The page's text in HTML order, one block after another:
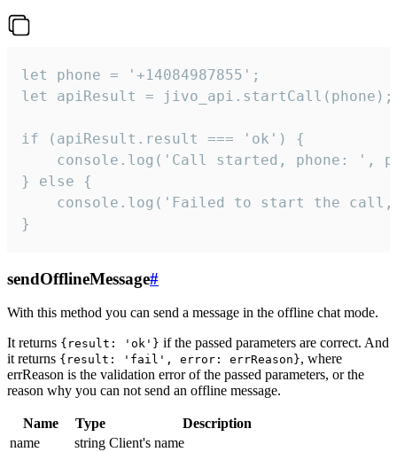
let phone = '+14084987855';
let apiResult = jivo_api.startCall(phone);
if (apiResult.result === 'ok') {
console.log('Call started, phone: ',
} else {
console.log('Failed to start the
}
sendOfflineMessage#
With this method you can send a message in the offline chat mode.
It returns {result: 'ok'} if the passed parameters are correct. And
it returns {result: 'fail', error: errReason}, where
errReason is the validation error of the passed parameters, or the
reason why you can not send an offline message.
Name Type
Description
name
string Client's name